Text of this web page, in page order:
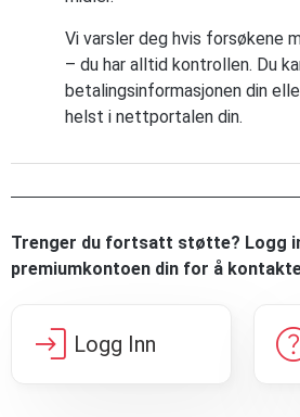
Vi varsler deg hvis forsøkene
– du har alltid kontrollen. Du
betalingsinformasjonen din
helst i nettportalen din.
Trenger du fortsatt støtte? Logg
premiumkontoen din for å
login Logg Inn